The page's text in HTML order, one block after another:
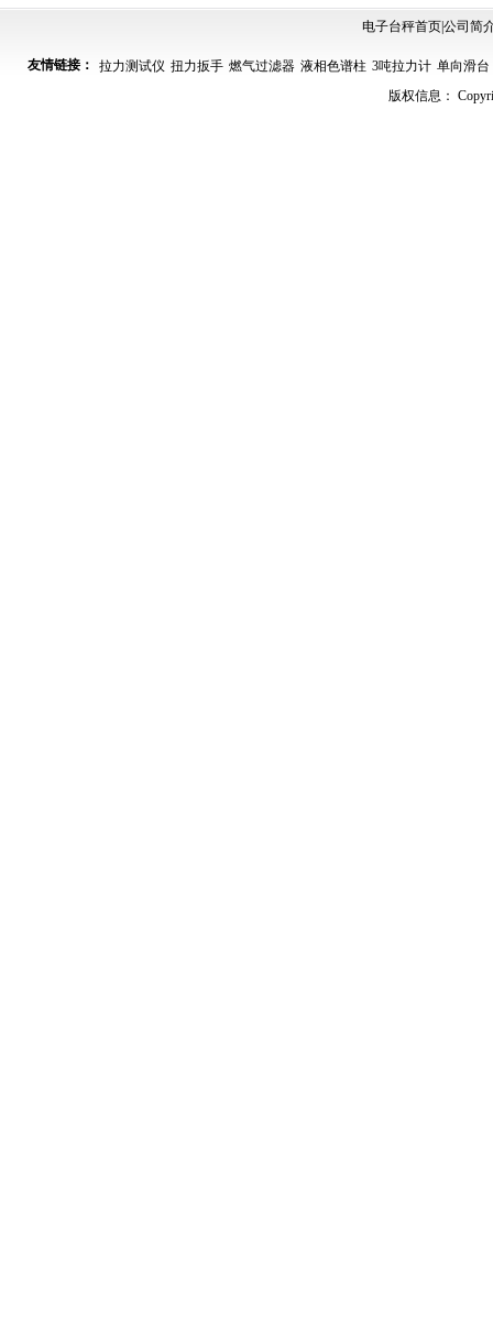
OCS-5T电子吊钩称 精度2kg防锈防
10吨电子吊秤在起吊前的注意事项.
塑料用3吨4T5吨电子吊钩秤.称重准,
电子台秤首页公司简
友情链接： 拉力测试仪 扭力扳手 燃气过滤器 液相色谱柱 3吨拉力计 单向滑台
版权信息：